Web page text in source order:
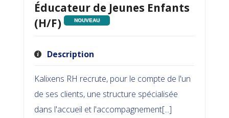
Éducateur de Jeunes Enfants
(H/F)
NOUVEAU
Description
Kalixens RH recrute, pour le compte de l'un
de ses clients, une structure spécialisée
dans l'accueil et l'accompagnement[...]